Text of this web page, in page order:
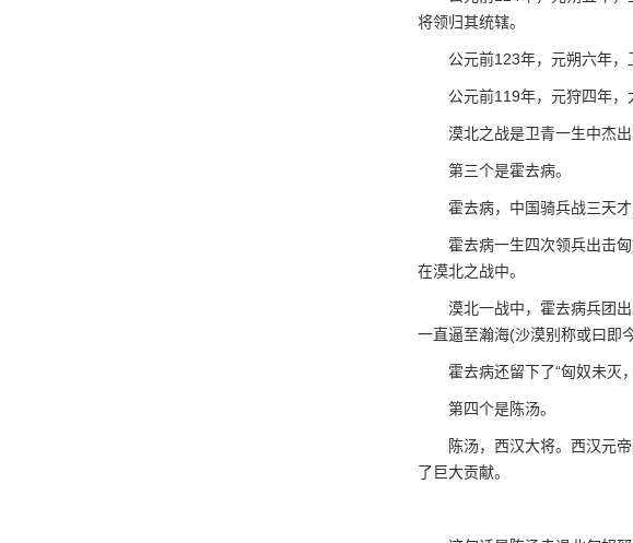
将领归其统辖。
公元前123年，元朔六年，
公元前119年，元狩四年，大
漠北之战是卫青一生中杰出
第三个是霍去病。
霍去病，中国骑兵战三天才
霍去病一生四次领兵出击匈
在漠北之战中。
漠北一战中，霍去病兵团出
一直逼至瀚海(沙漠别称或曰即
霍去病还留下了“匈奴未灭，
第四个是陈汤。
陈汤，西汉大将。西汉元帝
了巨大贡献。